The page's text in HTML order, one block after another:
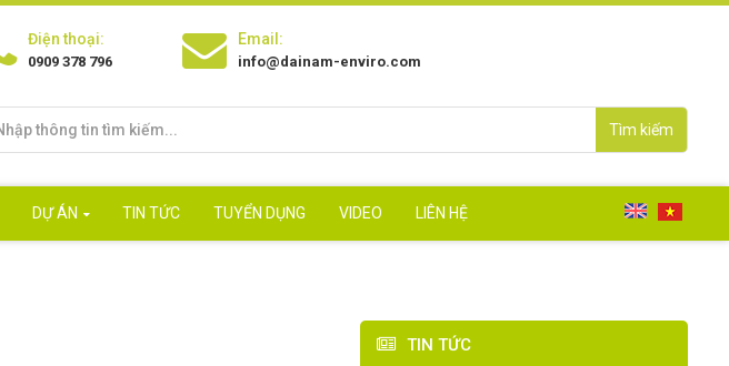
Điện thoại:
0909 378 796
Email:
info@dainam-enviro.com
Tìm kiếm
DỰ ÁN TIN TỨC TUYỂN DỤNG VIDEO LIÊN HỆ
TIN TỨC